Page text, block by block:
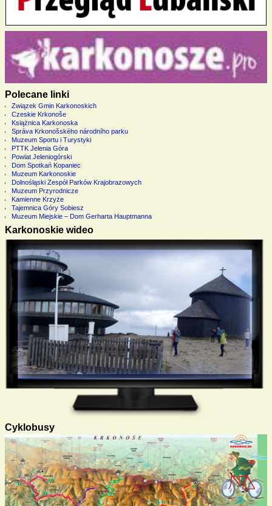
Polecane linki
Związek Gmin Karkonoskich
Czeskie Krkonoše
Książnica Karkonoska
Správa Krkonošského národního parku
Muzeum Sportu i Turystyki
PTTK Jelenia Góra
Powiat Jeleniogórski
Dom Spotkań Kopaniec
Muzeum Karkonoskie
Dolnośląski Zespół Parków Krajobrazowych
Muzeum Przyrodnicze
Kamienne Krzyże
Tajemnica Góry Sobiesz
Muzeum Miejskie – Dom Gerharta Hauptmanna
Karkonoskie wideo
Cyklobusy